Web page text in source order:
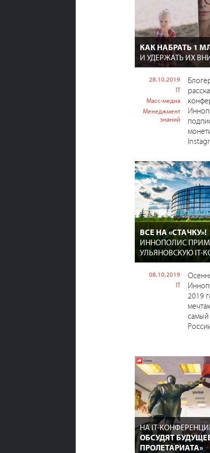
КАК НАБРАТЬ 1
И УДЕРЖАТЬ ИХ
28.10.2019
IT
Масс-медиа
Менеджмент
знаний
ВСЕ НА «СТАЧКУ»!
ИННОПОЛИС
УЛЬЯНОВСКУЮ IT-
08.10.2019
IT
2019
НА IT-
ОБСУДЯТ
ПРОЛЕТАРИАТА»